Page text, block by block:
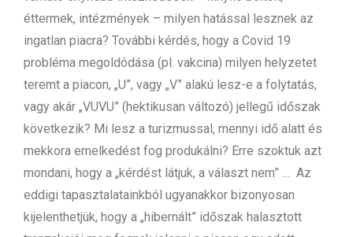
éttermek, intézmények – milyen hatással lesznek az
ingatlan piacra? További kérdés, hogy a Covid 19
probléma megoldódása (pl. vakcina) milyen helyzetet
teremt a piacon, „U”, vagy „V” alakú lesz-e a folytatás,
vagy akár „VUVU” (hektikusan változó) jellegű időszak
következik? Mi lesz a turizmussal, mennyi idő alatt és
mekkora emelkedést fog produkálni? Erre szoktuk azt
mondani, hogy a „kérdést látjuk, a választ nem” … Az
eddigi tapasztalatainkból ugyanakkor bizonyosan
kijelenthetjük, hogy a „hibernált” időszak halasztott